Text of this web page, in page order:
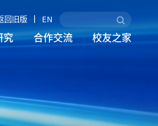
回旧版 EN
究 合作交流 校友之家